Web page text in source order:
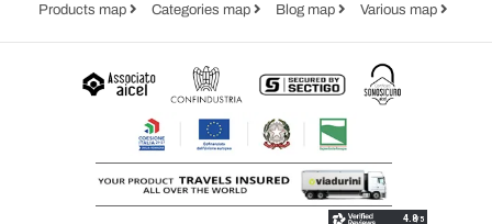
Products map Categories map Blog map Various map